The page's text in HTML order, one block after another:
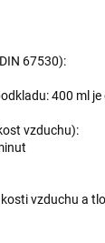
67530):
400 ml
vzduchu):
vzduchu a